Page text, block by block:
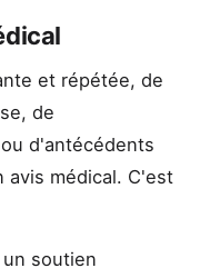
et répétée, de
de
d'antécédents
avis médical. C'est
soutien